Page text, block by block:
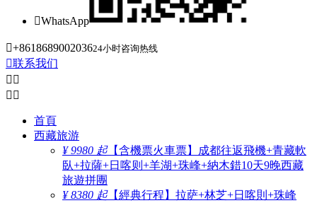
WhatsApp
+861868900203624小时咨询热线
联系我们
 
 
首頁
西藏旅游
¥ 9980 起【含機票火車票】成都往返飛機+青藏軟
臥+拉薩+日喀则+羊湖+珠峰+納木錯10天9晚西藏
旅遊拼團
¥ 8380 起【經典行程】拉萨+林芝+日喀則+珠峰